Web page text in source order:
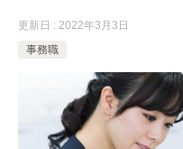
更新日 : 2022年3月3日
事務職